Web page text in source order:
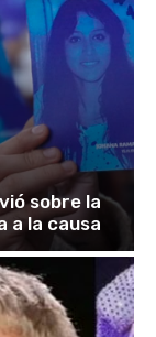
sobre la
a la causa